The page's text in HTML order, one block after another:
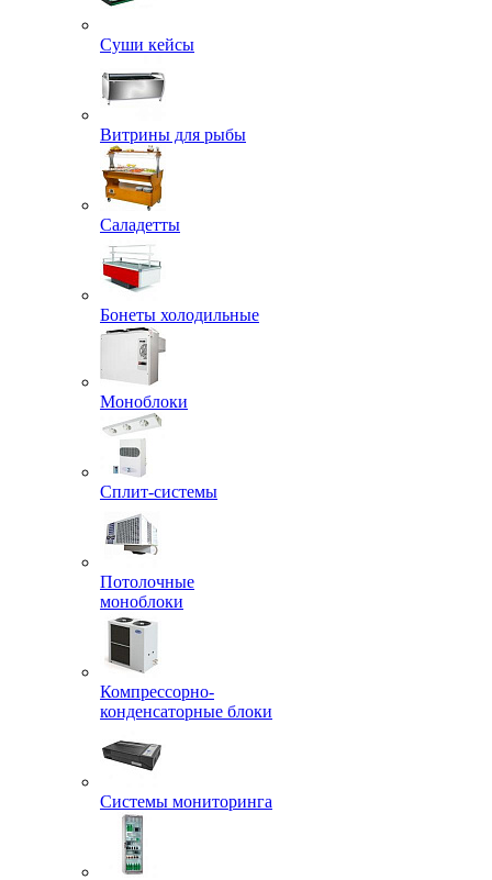
Суши кейсы
Витрины для рыбы
Саладетты
Бонеты холодильные
Моноблоки
Сплит-системы
Потолочные
моноблоки
Компрессорно-
конденсаторные блоки
Системы мониторинга